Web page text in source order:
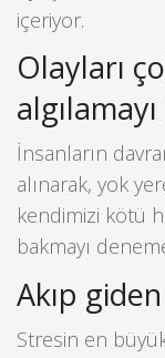
içeriyor.
Olayları
algılamayı
İnsanların
alınarak, yok
kendimizi kötü
bakmayı
Akıp
Stresin en